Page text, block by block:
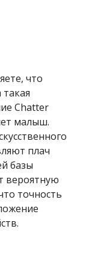
что
Chatter
малыш.
плач
базы
вероятную
точность